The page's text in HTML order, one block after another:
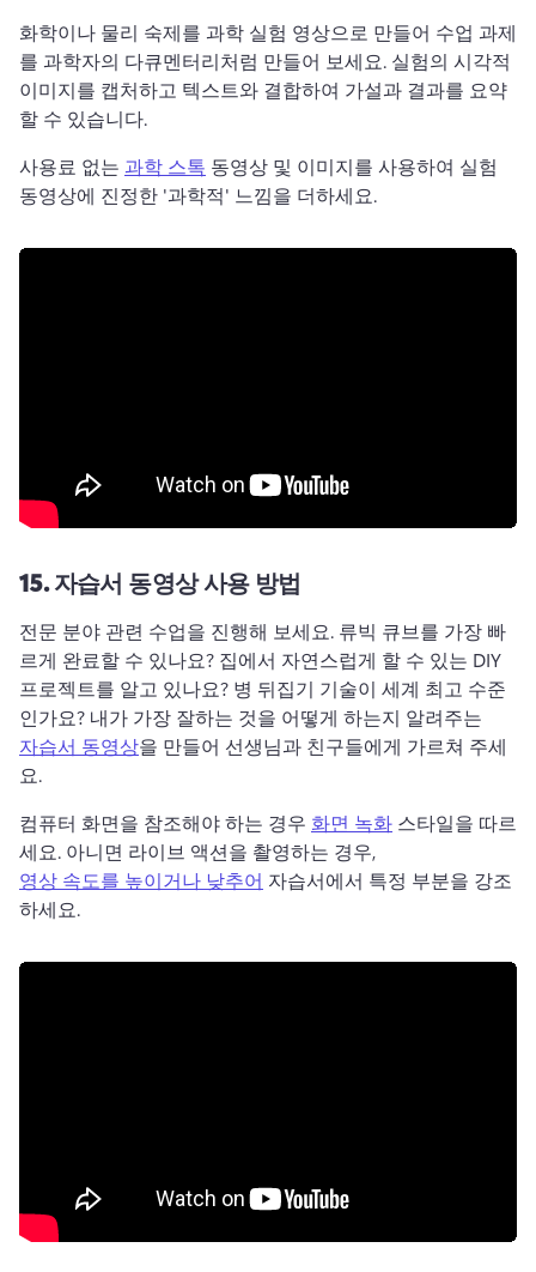
화학이나 물리 숙제를 과학 실험 영상으로 만들어 수업 과제
를 과학자의 다큐멘터리처럼 만들어 보세요. 실험의 시각적
이미지를 캡처하고 텍스트와 결합하여 가설과 결과를 요약
할 수 있습니다.
사용료 없는 과학 스톡 동영상 및 이미지를 사용하여 실험
동영상에 진정한 '과학적' 느낌을 더하세요.
15.자습서 동영상 사용 방법
전문 분야 관련 수업을 진행해 보세요. 류빅 큐브를 가장 빠
르게 완료할 수 있나요? 집에서 자연스럽게 할 수 있는 DIY
프로젝트를 알고 있나요? 병 뒤집기 기술이 세계 최고 수준
인가요? 내가 가장 잘하는 것을 어떻게 하는지 알려주는
자습서 동영상을 만들어 선생님과 친구들에게 가르쳐 주세
요.
컴퓨터 화면을 참조해야 하는 경우 화면 녹화 스타일을 따르
세요. 아니면 라이브 액션을 촬영하는 경우,
영상 속도를 높이거나 낮추어 자습서에서 특정 부분을 강조
하세요.